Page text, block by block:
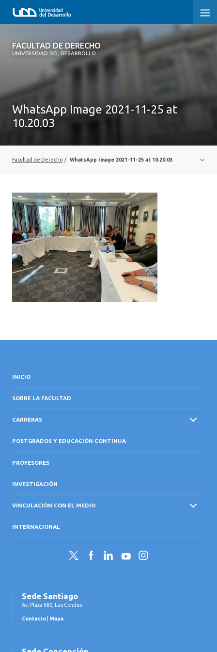
FACULTAD DE DERECHO
UNIVERSIDAD DEL DESARROLLO
FACULTAD DE DERECHO
SOBRE LA FACULTAD
CARRERAS
VINCULACIÓN CON EL MEDIO
INTERNACIONAL
WhatsApp Image 2021-11-25 at
10.20.03
Facultad de Derecho / WhatsApp Image 2021-11-25 at 10.20.03
INICIO
SOBRE LA FACULTAD
CARRERAS
POSTGRADOS Y EDUCACIÓN CONTINUA
PROFESORES
INVESTIGACIÓN
VINCULACIÓN CON EL MEDIO
INTERNACIONAL
Twitter FacebookLinkedInYouTubeInstagram
Sede Santiago
Av. Plaza 680, Las Condes
Contacto Mapa